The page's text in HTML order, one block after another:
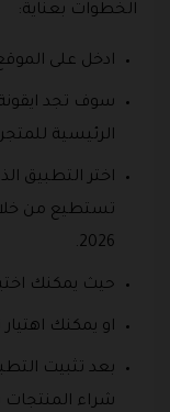
الخطوات بعناية:
ادخل على
سوف تجد
الرئيسية
اختر التطبيق
تستطيع من
2026.
حيث يمكنك
او يمكنك
بعد تثبيت
شراء